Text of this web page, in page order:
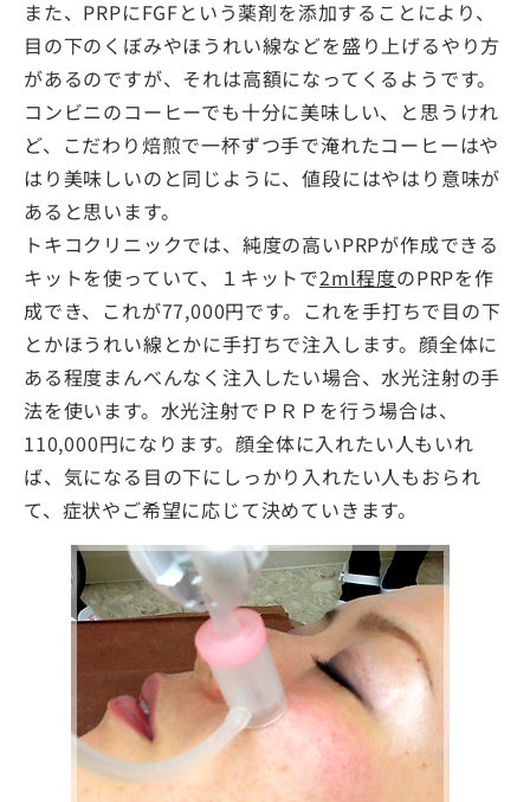
また、PRPにFGFという薬剤を添加することにより、
目の下のくぼみやほうれい線などを盛り上げるやり方
があるのですが、それは高額になってくるようです。
コンビニのコーヒーでも十分に美味しい、と思うけれ
ど、こだわり焙煎で一杯ずつ手で淹れたコーヒーはや
はり美味しいのと同じように、値段にはやはり意味が
あると思います。
トキコクリニックでは、純度の高いPRPが作成できる
キットを使っていて、１キットで2ml程度のPRPを作
成でき、これが77,000円です。これを手打ちで目の下
とかほうれい線とかに手打ちで注入します。顔全体に
ある程度まんべんなく注入したい場合、水光注射の手
法を使います。水光注射でＰＲＰを行う場合は、
110,000円になります。顔全体に入れたい人もいれ
ば、気になる目の下にしっかり入れたい人もおられ
て、症状やご希望に応じて決めていきます。